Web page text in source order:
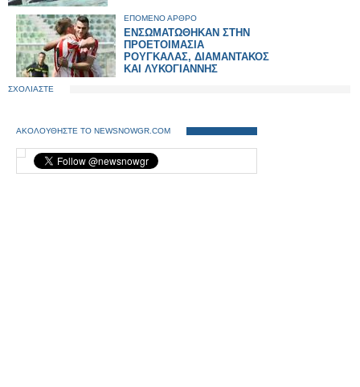
ΕΠΟΜΕΝΟ ΑΡΘΡΟ
ΕΝΣΩΜΑΤΩΘΗΚΑΝ ΣΤΗΝ
ΠΡΟΕΤΟΙΜΑΣΙΑ
ΡΟΥΓΚΑΛΑΣ, ΔΙΑΜΑΝΤΑΚΟΣ
ΚΑΙ ΛΥΚΟΓΙΑΝΝΗΣ
ΣΧΟΛΙΑΣΤΕ
ΑΚΟΛΟΥΘΗΣΤΕ ΤΟ NEWSNOWGR.COM